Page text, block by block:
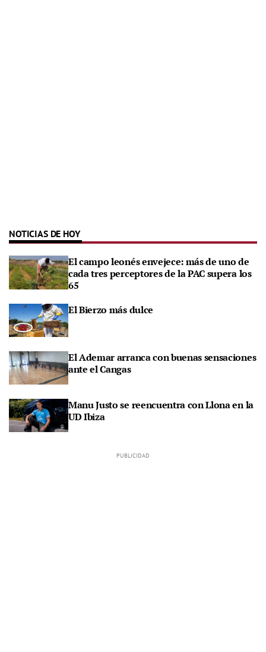
NOTICIAS DE HOY
El campo leonés envejece: más de uno de
cada tres perceptores de la PAC supera los
65
El Bierzo más dulce
El Ademar arranca con buenas sensaciones
ante el Cangas
Manu Justo se reencuentra con Llona en la
UD Ibiza